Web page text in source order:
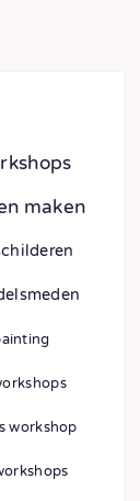
maken
workshop